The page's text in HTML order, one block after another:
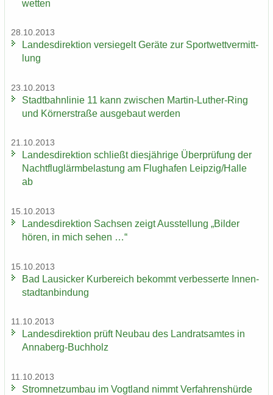
wet­ten
28.10.2013
Lan­des­di­rek­ti­on ver­sie­gelt Ge­rä­te zur Sport­wett­ver­mitt­
lung
23.10.2013
Stadt­bahn­li­nie 11 kann zwi­schen Martin-​Luther-Ring
und Körn­er­stra­ße aus­ge­baut wer­den
21.10.2013
Lan­des­di­rek­ti­on schließt dies­jäh­ri­ge Über­prü­fung der
Nacht­flug­lärm­be­las­tung am Flug­ha­fen Leip­zig/Halle
ab
15.10.2013
Lan­des­di­rek­ti­on Sach­sen zeigt Aus­stel­lung „Bil­der
hören, in mich sehen …“
15.10.2013
Bad Lau­si­cker Kur­be­reich be­kommt ver­bes­ser­te In­nen­
stadt­an­bin­dung
11.10.2013
Lan­des­di­rek­ti­on prüft Neu­bau des Land­rats­am­tes in
Annaberg-​Buchholz
11.10.2013
Strom­netz­um­bau im Vogt­land nimmt Ver­fah­rens­hür­de